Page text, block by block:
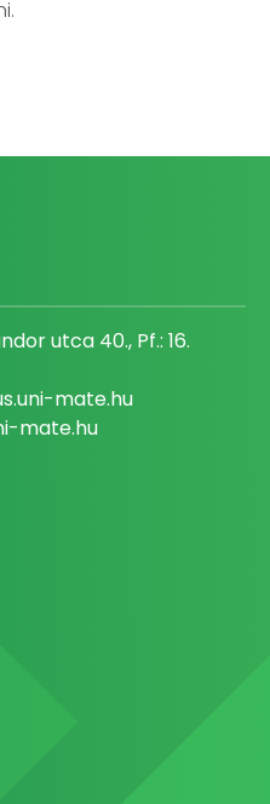
utca 40., Pf.: 16.
mate.hu
mate.hu